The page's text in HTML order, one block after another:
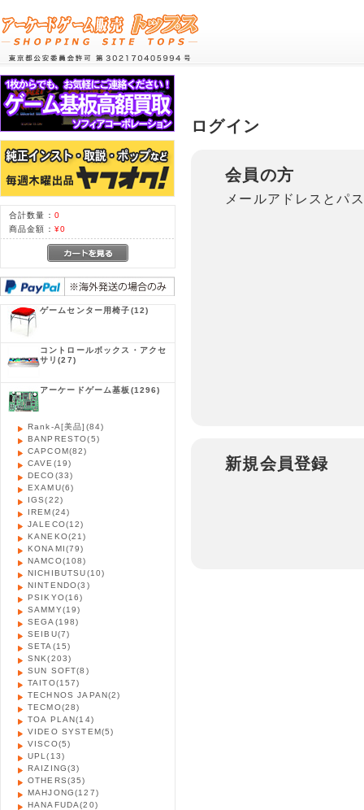
合計数量： 0
商品金額： ¥0
ゲームセンター用椅子(12)
コントロールボックス・アクセ
サリ(27)
アーケードゲーム基板 (1296)
Rank-A[美品] (84)
BANPRESTO(5)
CAPCOM(82)
CAVE (19)
DECO(33)
EXAMU(6)
IGS(22)
IREM(24)
JALECO(12)
KANEKO(21)
KONAMI(79)
NAMCO(108)
NICHIBUTSU(10)
NINTENDO(3)
PSIKYO(16)
SAMMY(19)
SEGA (198)
SEIBU(7)
SETA (15)
SNK(203)
SUN SOFT(8)
TAITO(157)
TECHNOS JAPAN(2)
TECMO(28)
TOA PLAN(14)
VIDEO SYSTEM(5)
VISCO(5)
UPL(13)
RAIZING(3)
OTHERS(35)
MAHJONG(127)
HANAFUDA(20)
ログイン
会員の方
メールアドレスとパ
新規会員登録